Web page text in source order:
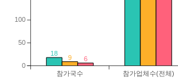
18
9 6
참가국수 참가업체수(전체)
0
50
100